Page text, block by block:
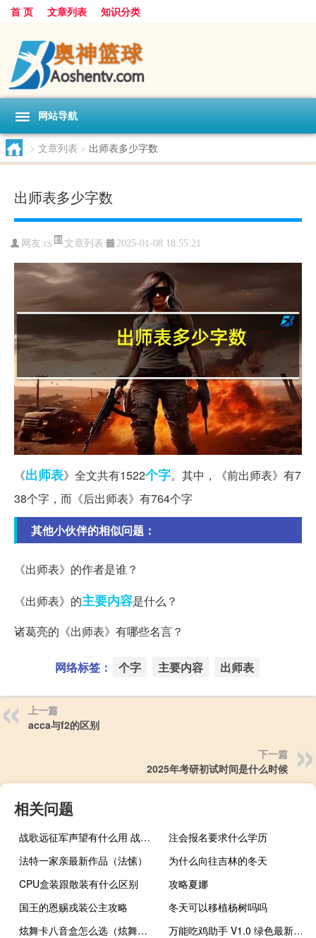
首 页 文章列表 知识分类
网站导航
> 文章列表 > 出师表多少字数
出师表多少字数
网友:cs 文章列表 2025-01-08 18:55:21
《出师表》全文共有1522个字。其中，《前出师表》有7
38个字，而《后出师表》有764个字
其他小伙伴的相似问题：
《出师表》的作者是谁？
《出师表》的主要内容是什么？
诸葛亮的《出师表》有哪些名言？
网络标签： 个字 主要内容 出师表
上一篇
acca与f2的区别
下一篇
2025年考研初试时间是什么时候
相关问题
战歌远征军声望有什么用 战歌远征军需官在哪
注会报名要求什么学历
法特一家亲最新作品（法愫）
为什么向往吉林的冬天
CPU盒装跟散装有什么区别
攻略夏娜
国王的恩赐戎装公主攻略
冬天可以移植杨树吗吗
炫舞卡八音盒怎么选（炫舞卡八音盒免费挂）
万能吃鸡助手 V1.0 绿色最新版（万能吃鸡助手 V1.0 绿色最新版功能简介）